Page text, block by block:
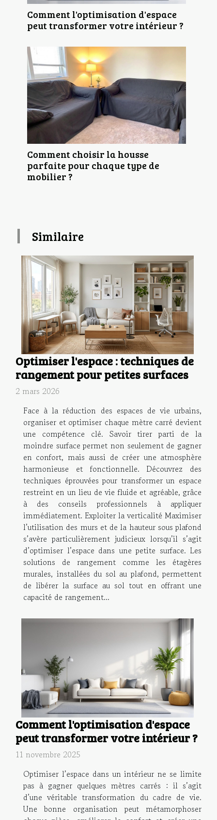
Comment l'optimisation d'espace
peut transformer votre intérieur ?
Comment choisir la housse
parfaite pour chaque type de
mobilier ?
Similaire
Optimiser l'espace : techniques de
rangement pour petites surfaces
2 mars 2026
Face à la réduction des espaces de vie urbains,
organiser et optimiser chaque mètre carré devient
une compétence clé. Savoir tirer parti de la
moindre surface permet non seulement de gagner
en confort, mais aussi de créer une atmosphère
harmonieuse et fonctionnelle. Découvrez des
techniques éprouvées pour transformer un espace
restreint en un lieu de vie fluide et agréable, grâce
à des conseils professionnels à appliquer
immédiatement. Exploiter la verticalité Maximiser
l’utilisation des murs et de la hauteur sous plafond
s’avère particulièrement judicieux lorsqu’il s’agit
d’optimiser l’espace dans une petite surface. Les
solutions de rangement comme les étagères
murales, installées du sol au plafond, permettent
de libérer la surface au sol tout en offrant une
capacité de rangement...
Comment l'optimisation d'espace
peut transformer votre intérieur ?
11 novembre 2025
Optimiser l’espace dans un intérieur ne se limite
pas à gagner quelques mètres carrés : il s’agit
d’une véritable transformation du cadre de vie.
Une bonne organisation peut métamorphoser